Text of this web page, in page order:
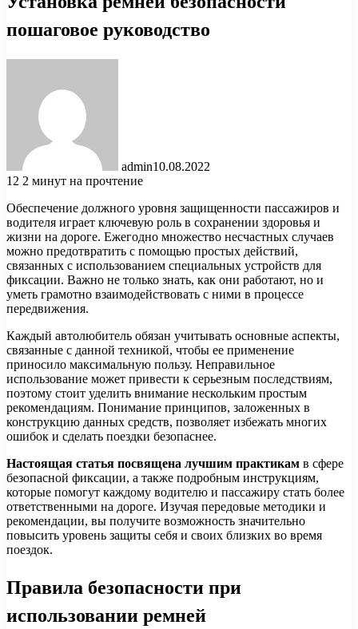
пошаговое руководство
admin10.08.2022
12 2 минут на прочтение
Обеспечение должного уровня защищенности пассажиров и
водителя играет ключевую роль в сохранении здоровья и
жизни на дороге. Ежегодно множество несчастных случаев
можно предотвратить с помощью простых действий,
связанных с использованием специальных устройств для
фиксации. Важно не только знать, как они работают, но и
уметь грамотно взаимодействовать с ними в процессе
передвижения.
Каждый автолюбитель обязан учитывать основные аспекты,
связанные с данной техникой, чтобы ее применение
приносило максимальную пользу. Неправильное
использование может привести к серьезным последствиям,
поэтому стоит уделить внимание нескольким простым
рекомендациям. Понимание принципов, заложенных в
конструкцию данных средств, позволяет избежать многих
ошибок и сделать поездки безопаснее.
Настоящая статья посвящена лучшим практикам в сфере
безопасной фиксации, а также подробным инструкциям,
которые помогут каждому водителю и пассажиру стать более
ответственными на дороге. Изучая передовые методики и
рекомендации, вы получите возможность значительно
повысить уровень защиты себя и своих близких во время
поездок.
Правила безопасности при
использовании ремней